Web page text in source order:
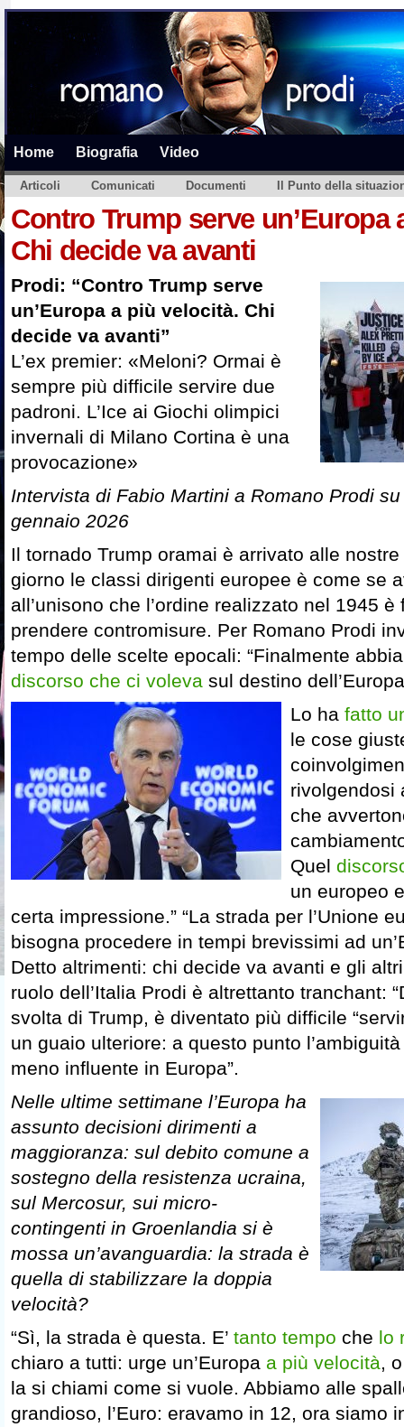
Home Biografia Video
Articoli Comunicati Documenti Il Punto della
Contro Trump serve un’Europa
Chi decide va avanti
Prodi: “Contro Trump serve
un’Europa a più velocità. Chi
decide va avanti”
L’ex premier: «Meloni? Ormai è
sempre più difficile servire due
padroni. L’Ice ai Giochi olimpici
invernali di Milano Cortina è una
provocazione»
Intervista di Fabio Martini a Romano Prodi
gennaio 2026
Il tornado Trump oramai è arrivato alle
giorno le classi dirigenti europee è come se
all’unisono che l’ordine realizzato nel 1945
prendere contromisure. Per Romano Prodi
tempo delle scelte epocali: “Finalmente
discorso che ci voleva sul destino
Lo ha fatto
le cose
rivolgendosi
che
Quel
un europeo
certa impressione.” “La strada per l’Unione
bisogna procedere in tempi brevissimi ad
Detto altrimenti: chi decide va avanti e gli
ruolo dell’Italia Prodi è altrettanto tranchant:
svolta di Trump, è diventato più difficile
un guaio ulteriore: a questo punto
meno influente in Europa”.
Nelle ultime settimane l’Europa ha
assunto decisioni dirimenti a
maggioranza: sul debito comune a
sostegno della resistenza ucraina,
sul Mercosur, sui micro-
contingenti in Groenlandia si è
mossa un’avanguardia: la strada è
quella di stabilizzare la doppia
velocità?
“Sì, la strada è questa. E’ tanto tempo che lo
chiaro a tutti: urge un’Europa a più velocità,
la si chiami come si vuole. Abbiamo alle
grandioso, l’Euro: eravamo in 12, ora siamo